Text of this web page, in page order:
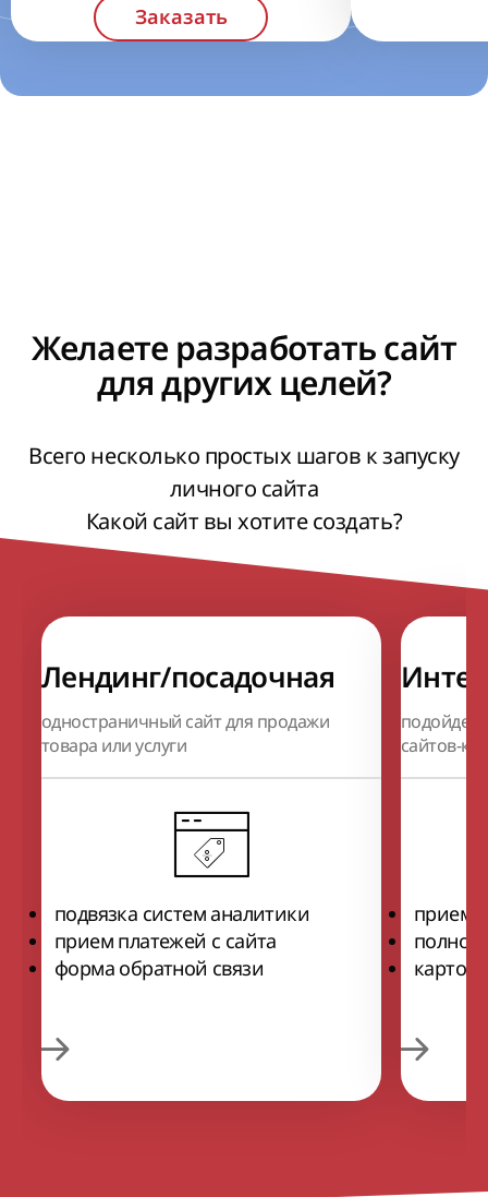
Желаете разработать сайт
для других целей?
Всего несколько простых шагов к запуску
личного сайта
Какой сайт вы хотите создать?
Лендинг/посадочная
одностраничный сайт для продажи
товара или услуги
подвязка систем аналитики
прием платежей с сайта
форма обратной связи
подойдет
сайтов-
прием